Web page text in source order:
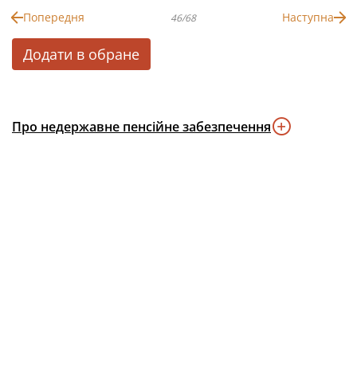
Попередня 46/68 Наступна
Додати в обране
Про недержавне пенсійне забезпечення